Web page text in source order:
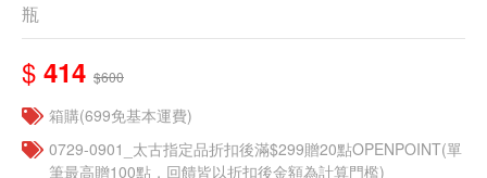
瓶
$ 414 $600
箱購(699免基本運費)
0729-0901_太古指定品折扣後滿$299贈20點OPENPOINT(單
筆最高贈100點，回饋皆以折扣後金額為計算門檻)